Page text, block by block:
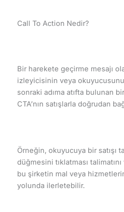
Call To Action Nedir?
Bir harekete geçirme mesajı
izleyicisinin veya
sonraki adıma atıfta bulunan
CTA’nın satışlarla doğrudan
Örneğin, okuyucuya bir satışı
düğmesini tıklatması
bu şirketin mal veya
yolunda ilerletebilir.